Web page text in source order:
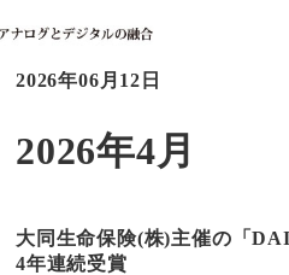
2026年06月12日
2026年4月
大同生命保険(株)主催の「
4年連続受賞